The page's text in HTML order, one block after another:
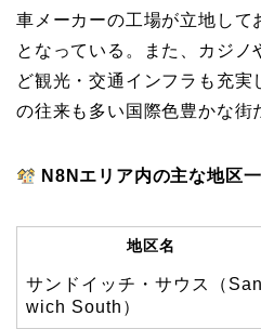
車メーカーの工場が立地して
となっている。また、カジノ
ど観光・交通インフラも充実
の往来も多い国際色豊かな街
N8Nエリア内の主な地区
地区名
サンドイッチ・サウス（
wich South）